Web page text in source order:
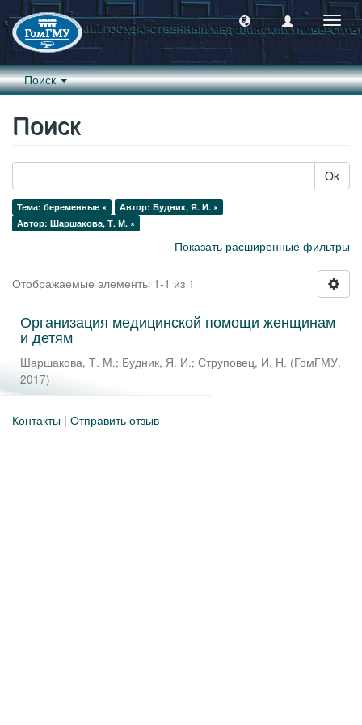
Поиск
Поиск
Ok
Тема: беременные ×
Автор: Будник, Я. И. ×
Автор: Шаршакова, Т. М. ×
Показать расширенные фильтры
Отображаемые элементы 1-1 из 1
Организация медицинской помощи женщинам
и детям
Шаршакова, Т. М.; Будник, Я. И.; Струповец, И. Н. (ГомГМУ,
2017)
Контакты | Отправить отзыв